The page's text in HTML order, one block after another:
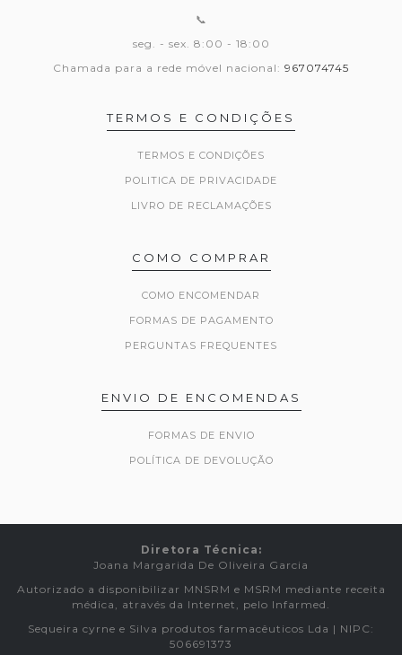
📞
seg. - sex. 8:00 - 18:00
Chamada para a rede móvel nacional: 967074745
TERMOS E CONDIÇÕES
TERMOS E CONDIÇÕES
POLITICA DE PRIVACIDADE
LIVRO DE RECLAMAÇÕES
COMO COMPRAR
COMO ENCOMENDAR
FORMAS DE PAGAMENTO
PERGUNTAS FREQUENTES
ENVIO DE ENCOMENDAS
FORMAS DE ENVIO
POLÍTICA DE DEVOLUÇÃO
Diretora Técnica:
Joana Margarida De Oliveira Garcia
Autorizado a disponibilizar MNSRM e MSRM mediante receita
médica, através da Internet, pelo Infarmed.
Sequeira cyrne e Silva produtos farmacêuticos Lda | NIPC:
506691373